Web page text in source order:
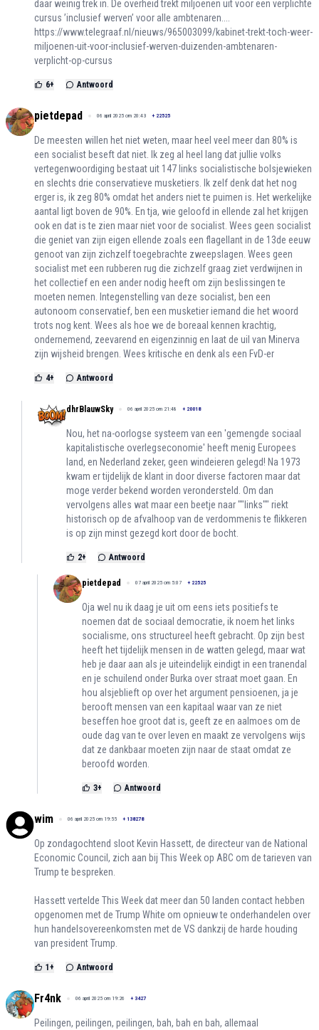
daar weinig trek in. De overheid trekt miljoenen uit voor een verplichte
cursus ’inclusief werven’ voor alle ambtenaren....
https://www.telegraaf.nl/nieuws/965003099/kabinet-trekt-toch-weer-
miljoenen-uit-voor-inclusief-werven-duizenden-ambtenaren-
verplicht-op-cursus
6+ Antwoord
pietdepad 06 april 2025 om 20:43 + 22525
De meesten willen het niet weten, maar heel veel meer dan 80% is
een socialist beseft dat niet. Ik zeg al heel lang dat jullie volks
vertegenwoordiging bestaat uit 147 links socialistische bolsjewieken
en slechts drie conservatieve musketiers. Ik zelf denk dat het nog
erger is, ik zeg 80% omdat het anders niet te puimen is. Het werkelijke
aantal ligt boven de 90%. En tja, wie geloofd in ellende zal het krijgen
ook en dat is te zien maar niet voor de socialist. Wees geen socialist
die geniet van zijn eigen ellende zoals een flagellant in de 13de eeuw
genoot van zijn zichzelf toegebrachte zweepslagen. Wees geen
socialist met een rubberen rug die zichzelf graag ziet verdwijnen in
het collectief en een ander nodig heeft om zijn beslissingen te
moeten nemen. Integenstelling van deze socialist, ben een
autonoom conservatief, ben een musketier iemand die het woord
trots nog kent. Wees als hoe we de boreaal kennen krachtig,
ondernemend, zeevarend en eigenzinnig en laat de uil van Minerva
zijn wijsheid brengen. Wees kritische en denk als een FvD-er
4+ Antwoord
dhrBlauwSky 06 april 2025 om 21:48 + 20018
Nou, het na-oorlogse systeem van een 'gemengde sociaal
kapitalistische overlegseconomie' heeft menig Europees
land, en Nederland zeker, geen windeieren gelegd! Na 1973
kwam er tijdelijk de klant in door diverse factoren maar dat
moge verder bekend worden verondersteld. Om dan
vervolgens alles wat maar een beetje naar ""links"" riekt
historisch op de afvalhoop van de verdommenis te flikkeren
is op zijn minst gezegd kort door de bocht.
2+ Antwoord
pietdepad 07 april 2025 om 5:07 + 22525
Oja wel nu ik daag je uit om eens iets positiefs te
noemen dat de sociaal democratie, ik noem het links
socialisme, ons structureel heeft gebracht. Op zijn best
heeft het tijdelijk mensen in de watten gelegd, maar wat
heb je daar aan als je uiteindelijk eindigt in een tranendal
en je schuilend onder Burka over straat moet gaan. En
hou alsjeblieft op over het argument pensioenen, ja je
berooft mensen van een kapitaal waar van ze niet
beseffen hoe groot dat is, geeft ze en aalmoes om de
oude dag van te over leven en maakt ze vervolgens wijs
dat ze dankbaar moeten zijn naar de staat omdat ze
beroofd worden.
3+ Antwoord
wim 06 april 2025 om 19:55 + 138278
Op zondagochtend sloot Kevin Hassett, de directeur van de National
Economic Council, zich aan bij This Week op ABC om de tarieven van
Trump te bespreken.
Hassett vertelde This Week dat meer dan 50 landen contact hebben
opgenomen met de Trump White om opnieuw te onderhandelen over
hun handelsovereenkomsten met de VS dankzij de harde houding
van president Trump.
1+ Antwoord
Fr4nk 06 april 2025 om 19:26 + 3427
Peilingen, peilingen, peilingen, bah, bah en bah, allemaal